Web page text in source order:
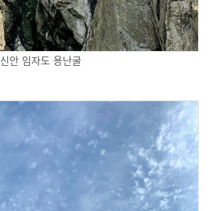
신안 임자도 용난굴